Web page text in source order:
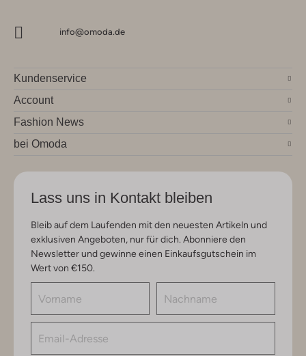
info@omoda.de
Kundenservice
Account
Fashion News
bei Omoda
Lass uns in Kontakt bleiben
Bleib auf dem Laufenden mit den neuesten Artikeln und
exklusiven Angeboten, nur für dich. Abonniere den
Newsletter und gewinne einen Einkaufsgutschein im
Wert von €150.